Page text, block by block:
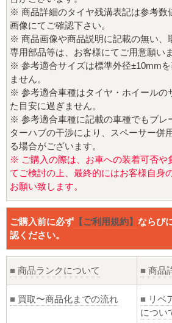
※ 商品詳細のタイヤ残溝表記は参考数
画像にてご確認下さい。
※ 商品画像や商品説明に記載の無い、
専用部品等は、お客様にてご用意願いま
※ 参考適合サイズは標準外径±10mm
ません。
※ 参考適合車種はタイヤ・ホイールの
た目安に過ぎません。
※ 参考適合車種に記載の車種でもブレ
ターハブの干渉により、スペーサー併
る場合がございます。
※ ご購入の際は、お車への装着可否や
てご検討の上、最終的にはお客様自身
お願い致します。
ご購入前に必ず 【ご利用規約】 ならび
認ください。
■ 商品ランクについて ■ 商品
■ 買取〜商品化までの流れ ■ リペ
につい